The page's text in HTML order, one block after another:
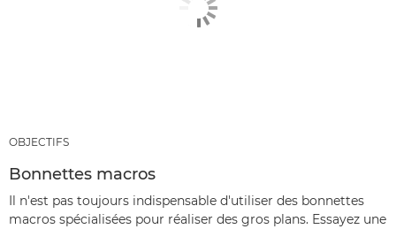
OBJECTIFS
Bonnettes macros
Il n'est pas toujours indispensable d'utiliser des bonnettes
macros spécialisées pour réaliser des gros plans. Essayez une